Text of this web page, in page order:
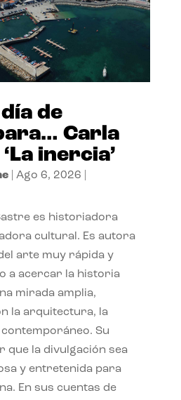
de
Carla
inercia’
| Ago 6, 2026
es historiadora
cultural. Es autora
arte muy rápida y
a acercar la historia
mirada amplia,
la arquitectura, la
Su
que la divulgación sea
y entretenida para
En sus cuentas de